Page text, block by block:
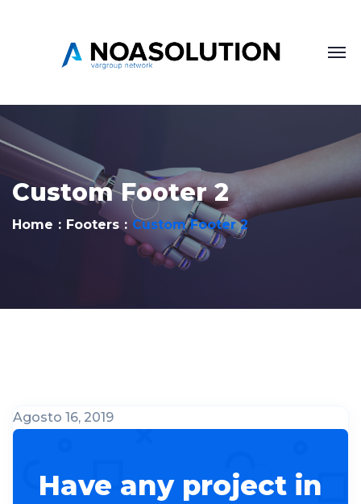
Custom Footer 2
Home Footers Custom Footer 2
Agosto 16, 2019
Have any project in